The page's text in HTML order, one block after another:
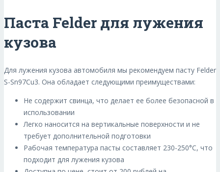
Паста Felder для лужения
кузова
Для лужения кузова автомобиля мы рекомендуем пасту Felder
S-Sn97Cu3. Она обладает следующими преимуществами:
Не содержит свинца, что делает ее более безопасной в
использовании
Легко наносится на вертикальные поверхности и не
требует дополнительной подготовки
Рабочая температура пасты составляет 230-250°C, что
подходит для лужения кузова